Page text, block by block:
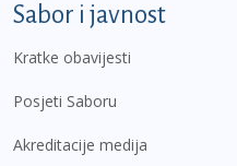
Sabor i javnost
Kratke obavijesti
Posjeti Saboru
Akreditacije medija